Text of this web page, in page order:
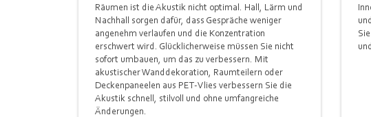
Räumen ist die Akustik nicht optimal. Hall, Lärm und
Nachhall sorgen dafür, dass Gespräche weniger
angenehm verlaufen und die Konzentration
erschwert wird. Glücklicherweise müssen Sie nicht
sofort umbauen, um das zu verbessern. Mit
akustischer Wanddekoration, Raumteilern oder
Deckenpaneelen aus PET-Vlies verbessern Sie die
Akustik schnell, stilvoll und ohne umfangreiche
Änderungen.